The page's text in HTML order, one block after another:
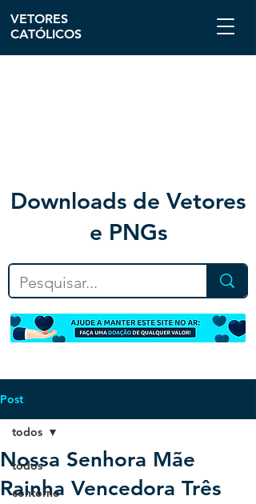
Downloads de Vetores
e PNGs
VETORES
CATÓLICOS
Post
todos
contorno
todos
Nossa Senhora Mãe
Rainha Vencedora Três